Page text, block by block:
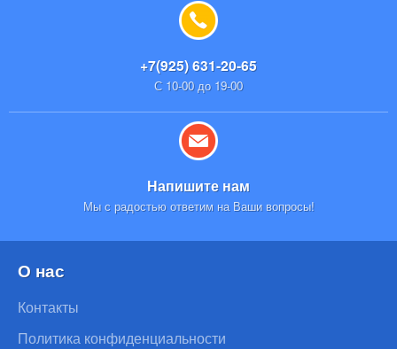
+7(925) 631-20-65
С 10-00 до 19-00
Напишите нам
Мы с радостью ответим на Ваши вопросы!
О нас
Контакты
Политика конфиденциальности